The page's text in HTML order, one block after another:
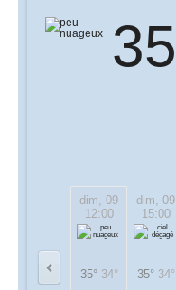
35
dim, 09
12:00
35° 34°
dim, 09
15:00
35° 34°